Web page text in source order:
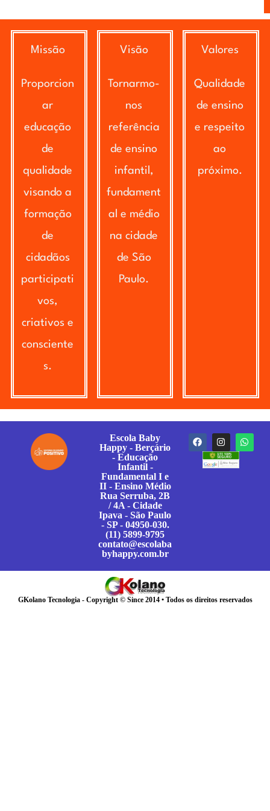
Missão
Proporcion
ar
educação
de
qualidade
visando a
formação
de
cidadãos
participati
vos,
criativos e
consciente
s.
Visão
Tornarmo-
nos
referência
de ensino
infantil,
fundament
al e médio
na cidade
de São
Paulo.
Valores
Qualidade
de ensino
e respeito
ao
próximo.
Escola Baby
Happy - Berçário
- Educação
Infantil -
Fundamental I e
II - Ensino Médio
Rua Serruba, 2B
/ 4A - Cidade
Ipava - São Paulo
- SP - 04950-030.
(11) 5899-9795
contato@escolaba
byhappy.com.br
GKolano Tecnologia - Copyright © Since 2014 • Todos os direitos reservados